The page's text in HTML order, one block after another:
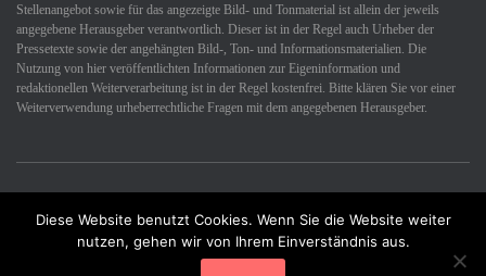
Stellenangebot sowie für das angezeigte Bild- und Tonmaterial ist allein der jeweils
angegebene Herausgeber verantwortlich. Dieser ist in der Regel auch Urheber der
Pressetexte sowie der angehängten Bild-, Ton- und Informationsmaterialien. Die
Nutzung von hier veröffentlichten Informationen zur Eigeninformation und
redaktionellen Weiterverarbeitung ist in der Regel kostenfrei. Bitte klären Sie vor einer
Weiterverwendung urheberrechtliche Fragen mit dem angegebenen Herausgeber.
Datenschutzerklärung Impressum Kontakt
Diese Website benutzt Cookies. Wenn Sie die Website weiter
nutzen, gehen wir von Ihrem Einverständnis aus.